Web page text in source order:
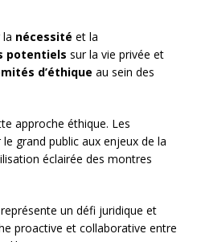
nécessité et la
potentiels sur la vie privée et
d’éthique au sein des
approche éthique. Les
grand public aux enjeux de la
éclairée des montres
un défi juridique et
proactive et collaborative entre